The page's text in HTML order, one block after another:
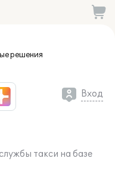
решения
Вход
такси на базе